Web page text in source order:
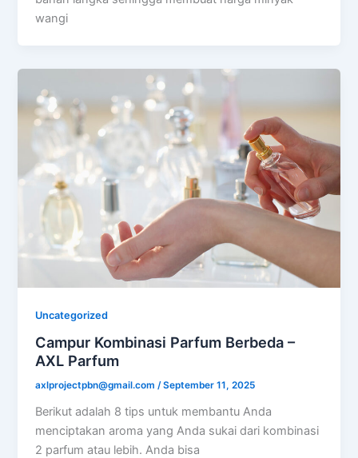
wangi
Uncategorized
Campur Kombinasi Parfum Berbeda –
AXL Parfum
axlprojectpbn@gmail.com/September 11, 2025
Berikut adalah 8 tips untuk membantu Anda
menciptakan aroma yang Anda sukai dari kombinasi
2 parfum atau lebih. Anda bisa